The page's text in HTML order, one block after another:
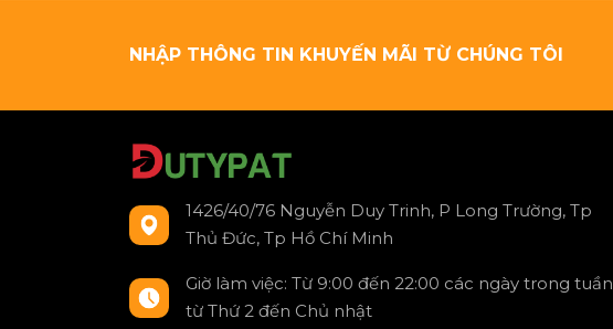
NHẬP THÔNG TIN KHUYẾN MÃI TỪ CHÚNG TÔI
1426/40/76 Nguyễn Duy Trinh, P Long Trường, Tp
Thủ Đức, Tp Hồ Chí Minh
Giờ làm việc: Từ 9:00 đến 22:00 các ngày trong tuần
từ Thứ 2 đến Chủ nhật